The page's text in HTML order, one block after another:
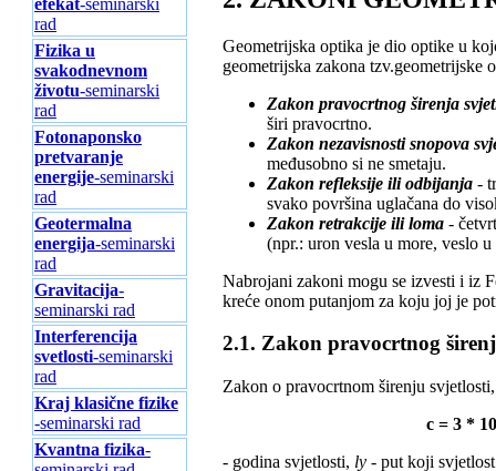
efekat-seminarski
rad
Fizika u
svakodnevnom
životu-seminarski
rad
Fotonaponsko
pretvaranje
energije-seminarski
rad
Geotermalna
energija-seminarski
rad
Gravitacija-
seminarski rad
Interferencija
svetlosti-seminarski
rad
Kraj klasične fizike
-seminarski rad
Kvantna fizika-
Geometrijska optika je dio optike u
geometrijska zakona tzv.geometrijske
Zakon pravocrtnog širenja
širi pravocrtno.
Zakon nezavisnosti snopova
međusobno si ne smetaju.
Zakon refleksije ili odbijanja -
svako površina uglačana do
Zakon retrakcije ili loma -
(npr.: uron vesla u more, veslo
Nabrojani zakoni mogu se izvesti i iz
kreće onom putanjom za koju joj je
2.1. Zakon pravocrtnog
Zakon o pravocrtnom širenju
c = 3 *
- godina svjetlosti, ly - put koji